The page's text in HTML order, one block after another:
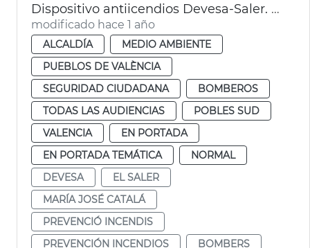
Dispositivo antiicendios Devesa-Saler. València
modificado hace 1 año
ALCALDÍA
MEDIO AMBIENTE
PUEBLOS DE VALÈNCIA
SEGURIDAD CIUDADANA
BOMBEROS
TODAS LAS AUDIENCIAS
POBLES SUD
VALENCIA
EN PORTADA
EN PORTADA TEMÁTICA
NORMAL
DEVESA
EL SALER
MARÍA JOSÉ CATALÁ
PREVENCIÓ INCENDIS
PREVENCIÓN INCENDIOS
BOMBERS